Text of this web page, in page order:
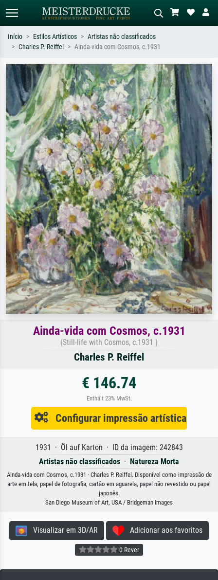
Pesquise por artista, título ou estilo –
ex: Monet, Noite Estrelada,
impressionismo, onda de Hokusai, nu.
Descreva a cena – ex: prado verde,
abstrato com muito vermelho, pintura
a óleo escura, nu em pé ao lado de
uma árvore.
Início Estilos Artísticos
Artistas não classificados
Charles P. Reiffel
Ainda-vida com Cosmos, c.1931
Ainda-vida com Cosmos, c.1931
(Still-life with Cosmos, c.1931 )
Charles P. Reiffel
€ 146.74
Enthält 23% MwSt.
Configurar impressão artística
1931 · Öl auf Karton · ID da imagem: 242843
Artistas não classificados · Natureza Morta
Ainda-vida com Cosmos, c.1931 · Charles P. Reiffel. Disponível como impressão de
arte em tela, papel de fotografia, cartão em aguarela, papel não revestido ou papel
japonês.
San Diego Museum of Art, USA / Bridgeman Images
Visualizar em 3D/AR Adicionar aos favoritos
0 Rever